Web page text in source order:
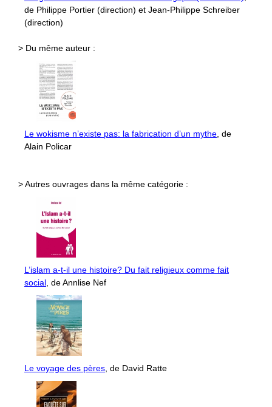
de Philippe Portier (direction) et Jean-Philippe Schreiber
(direction)
> Du même auteur :
Le wokisme n’existe pas: la fabrication d’un mythe , de
Alain Policar
> Autres ouvrages dans la même catégorie :
L’islam a-t-il une histoire? Du fait religieux comme fait
social , de Annlise Nef
Le voyage des pères , de David Ratte